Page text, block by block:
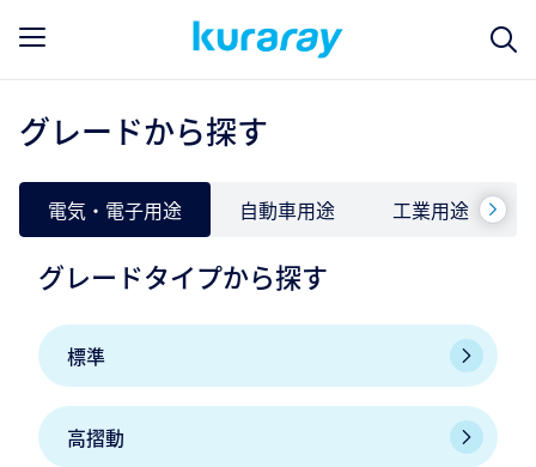
グレードから探す
電気・電子用途 自動車用途 工業用途
グレードタイプから探す
標準
高摺動